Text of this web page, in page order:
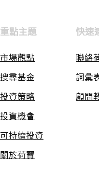
重點主題
市場觀點
搜尋基金
投資策略
投資機會
可持續投資
關於荷寶
快速
聯絡
詞彙
顧問